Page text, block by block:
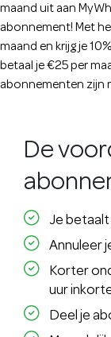
maand uit aan
abonnement! Met
maand en krijg je
betaal je €25 per
abonnementen zijn
De
Je
Annuleer
Korter
uur
Deel je